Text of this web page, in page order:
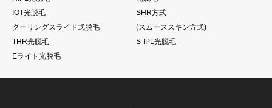
IOT光脱毛
SHR方式
クーリングスライド式脱毛
(スムーススキン方式)
THR光脱毛
S-IPL光脱毛
Eライト光脱毛